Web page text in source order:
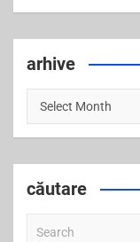
arhive
arhive
căutare